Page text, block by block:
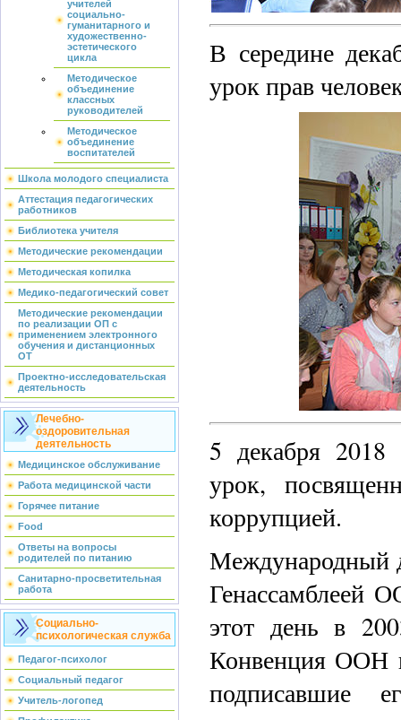
учителей
социально-
гуманитарного и
художественно-
эстетического
цикла
Методическое
объединение
классных
руководителей
Методическое
объединение
воспитателей
Школа молодого специалиста
Аттестация педагогических
работников
Библиотека учителя
Методические рекомендации
Методическая копилка
Медико-педагогический совет
Методические рекомендации
по реализации ОП с
применением электронного
обучения и дистанционных
ОТ
Проектно-исследовательская
деятельность
Лечебно-
оздоровительная
деятельность
Медицинское обслуживание
Работа медицинской части
Горячее питание
Food
Ответы на вопросы
родителей по питанию
Санитарно-просветительная
работа
Социально-
психологическая служба
Педагог-психолог
Социальный педагог
Учитель-логопед
В середине
урок прав
5 декабря
урок,
коррупцией.
Международный
Генассамблеей
этот день в
Конвенция ООН
подписавшие